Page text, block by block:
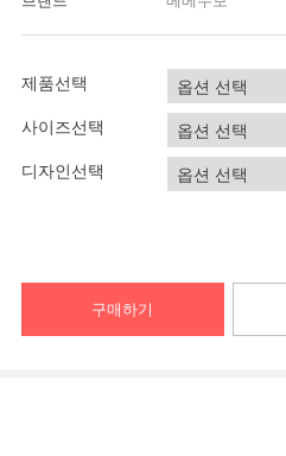
제품선택
사이즈선택
디자인선택
구매하기